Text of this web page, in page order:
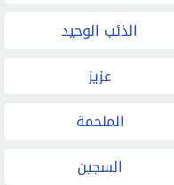
الذئب الوحيد
عزيز
الملحمة
السجين